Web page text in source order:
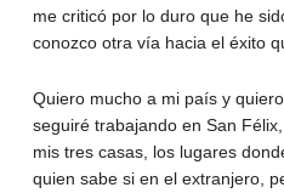
me criticó por lo duro que he
conozco otra vía hacia el éxito
Quiero mucho a mi país y
seguiré trabajando en San
mis tres casas, los lugares
quien sabe si en el extranjero,